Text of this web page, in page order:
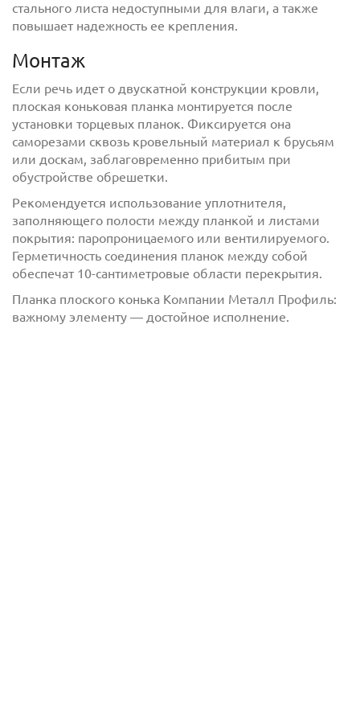
Отправить
стального листа недоступными для влаги, а также
повышает надежность ее крепления.
Монтаж
Если речь идет о двускатной конструкции кровли,
плоская коньковая планка монтируется после
установки торцевых планок. Фиксируется она
саморезами сквозь кровельный материал к брусьям
или доскам, заблаговременно прибитым при
обустройстве обрешетки.
Рекомендуется использование уплотнителя,
заполняющего полости между планкой и листами
покрытия: паропроницаемого или вентилируемого.
Герметичность соединения планок между собой
обеспечат 10-сантиметровые области перекрытия.
Планка плоского конька Компании Металл Профиль:
важному элементу — достойное исполнение.